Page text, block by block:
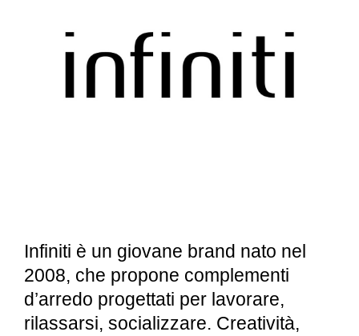
Infiniti è un giovane brand nato nel
2008, che propone complementi
d’arredo progettati per lavorare,
rilassarsi, socializzare. Creatività,